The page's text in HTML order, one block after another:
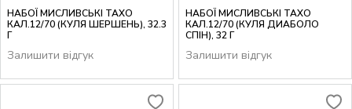
НАБОЇ МИСЛИВСЬКІ ТАХО
КАЛ.12/70 (КУЛЯ ШЕРШЕНЬ), 32.3
Г
Залишити відгук
НАБОЇ МИСЛИВСЬКІ ТАХО
КАЛ.12/70 (КУЛЯ ДИАБОЛО
СПІН), 32 Г
Залишити відгук